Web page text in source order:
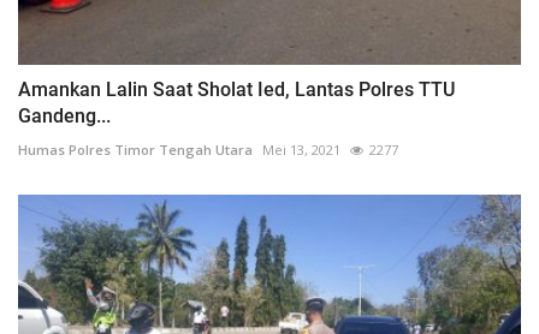
Amankan Lalin Saat Sholat Ied, Lantas Polres TTU
Gandeng...
Humas Polres Timor Tengah Utara Mei 13, 2021 2277